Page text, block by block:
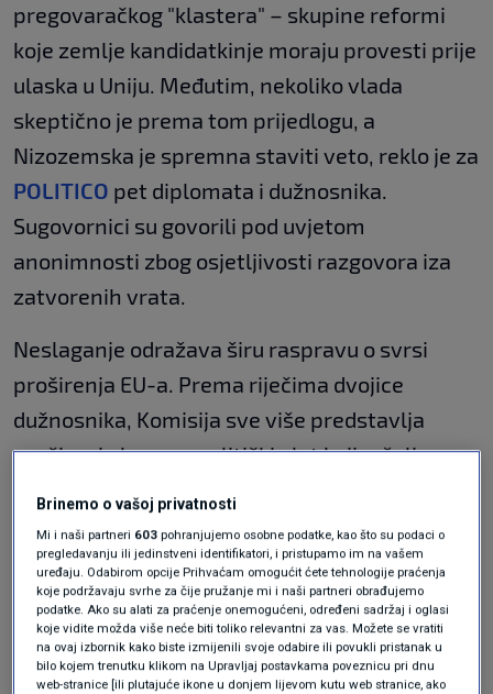
pregovaračkog "klastera" – skupine reformi
koje zemlje kandidatkinje moraju provesti prije
ulaska u Uniju. Međutim, nekoliko vlada
skeptično je prema tom prijedlogu, a
Nizozemska je spremna staviti veto, reklo je za
POLITICO pet diplomata i dužnosnika.
Sugovornici su govorili pod uvjetom
anonimnosti zbog osjetljivosti razgovora iza
zatvorenih vrata.
Neslaganje odražava širu raspravu o svrsi
proširenja EU-a. Prema riječima dvojice
dužnosnika, Komisija sve više predstavlja
proširenje kao geopolitički alat kojim želi
jače povezivanje s Europom i udaljavanje od
suparničkih sila. No neke države članice
strahuju da bi kandidatkinje mogle biti
nagrađene prije nego što ostvare dovoljan
napredak u području demokracije i pravosuđa.
Brinemo o vašoj privatnosti
Mi i naši partneri 603 pohranjujemo osobne podatke, kao što su podaci o
pregledavanju ili jedinstveni identifikatori, i pristupamo im na vašem
uređaju. Odabirom opcije Prihvaćam omogućit ćete tehnologije praćenja
koje podržavaju svrhe za čije pružanje mi i naši partneri obrađujemo
podatke. Ako su alati za praćenje onemogućeni, određeni sadržaj i oglasi
koje vidite možda više neće biti toliko relevantni za vas. Možete se vratiti
na ovaj izbornik kako biste izmijenili svoje odabire ili povukli pristanak u
bilo kojem trenutku klikom na Upravljaj postavkama poveznicu pri dnu
web-stranice [ili plutajuće ikone u donjem lijevom kutu web stranice, ako